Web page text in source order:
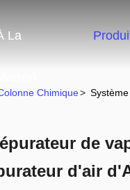
La
Chimique>
de
d'air